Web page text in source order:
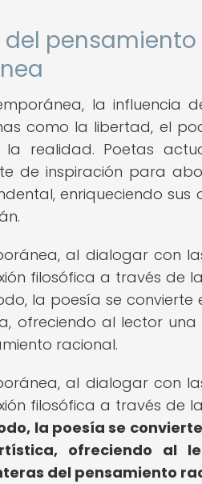
del
la influencia
como la libertad, el
la realidad. Poetas
de inspiración para
enriqueciendo
al dialogar con
filosófica a través de
la poesía se
ofreciendo al lector
racional.
al dialogar con
filosófica a través de
la poesía se
ofreciendo al
del pensamiento